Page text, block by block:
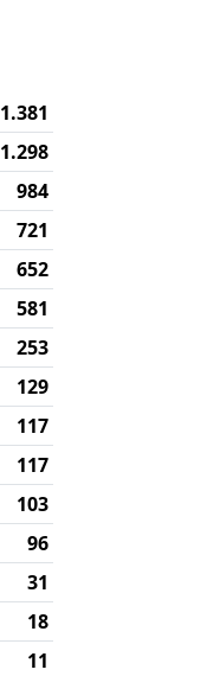
1.381
1.298
984
721
652
581
253
129
117
117
103
96
31
18
11